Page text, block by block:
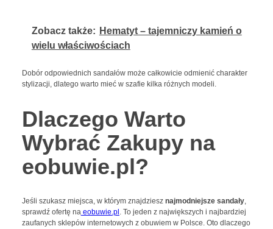
Zobacz także: Hematyt – tajemniczy kamień o
wielu właściwościach
Dobór odpowiednich sandałów może całkowicie odmienić charakter
stylizacji, dlatego warto mieć w szafie kilka różnych modeli.
Dlaczego Warto
Wybrać Zakupy na
eobuwie.pl?
Jeśli szukasz miejsca, w którym znajdziesz najmodniejsze sandały,
sprawdź ofertę naeobuwie.pl . To jeden z największych i najbardziej
zaufanych sklepów internetowych z obuwiem w Polsce. Oto dlaczego